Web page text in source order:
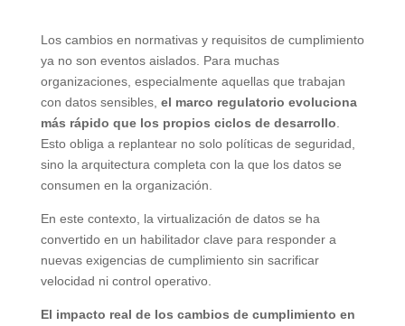
Los cambios en normativas y requisitos de cumplimiento
ya no son eventos aislados. Para muchas
organizaciones, especialmente aquellas que trabajan
con datos sensibles, el marco regulatorio evoluciona
más rápido que los propios ciclos de desarrollo
Esto obliga a replantear no solo políticas de seguridad,
sino la arquitectura completa con la que los datos se
consumen en la organización.
En este contexto, la virtualización de datos se ha
convertido en un habilitador clave para responder a
nuevas exigencias de cumplimiento sin sacrificar
velocidad ni control operativo.
El impacto real de los cambios de cumplimiento en